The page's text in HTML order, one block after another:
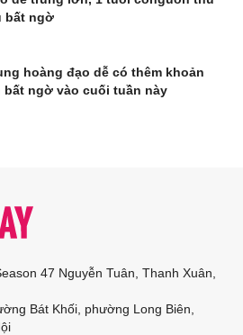
bất ngờ
hoàng đạo dễ có thêm khoản
bất ngờ vào cuối tuần này
47 Nguyễn Tuân, Thanh Xuân,
Bát Khối, phường Long Biên,